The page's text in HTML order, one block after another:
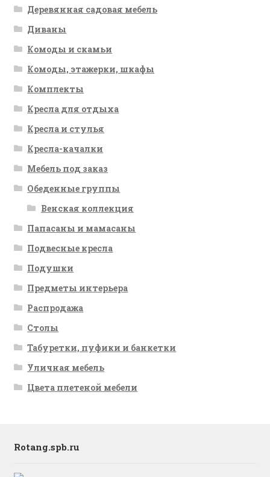
Деревянная садовая мебель
Диваны
Комоды и скамьи
Комоды, этажерки, шкафы
Комплекты
Кресла для отдыха
Кресла и стулья
Кресла-качалки
Мебель под заказ
Обеденные группы
Венская коллекция
Папасаны и мамасаны
Подвесные кресла
Подушки
Предметы интерьера
Распродажа
Столы
Табуретки, пуфики и банкетки
Уличная мебель
Цвета плетеной мебели
Rotang.spb.ru